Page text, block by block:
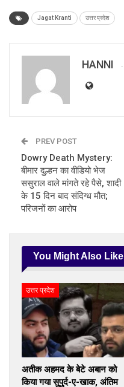
Jagat Kranti उत्तर प्रदेश
HANNI
PREV POST
Dowry Death Mystery:
बीमार दुल्हन का वीडियो भेज
ससुराल वाले मांगते रहे पैसे, शादी
के 15 दिन बाद संदिग्ध मौत;
परिजनों का आरोप
You Might Also Like
उत्तर प्रदेश
अतीक अहमद के बेटे अबान को
किया गया सुपुर्द-ए-खाक, अंतिम